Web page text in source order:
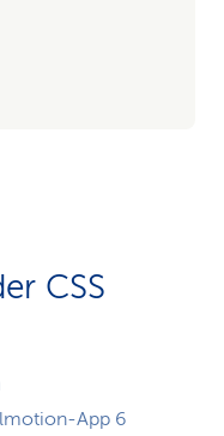
CSS
App 6